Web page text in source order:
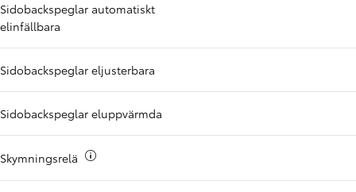
Sidobackspeglar automatiskt
elinfällbara
Sidobackspeglar eljusterbara
Sidobackspeglar eluppvärmda
Skymningsrelä